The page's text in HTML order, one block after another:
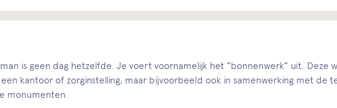
is geen dag hetzelfde. Je voert voornamelijk het “bonnenwerk” uit. Deze
kantoor of zorginstelling, maar bijvoorbeeld ook in samenwerking met de
monumenten.